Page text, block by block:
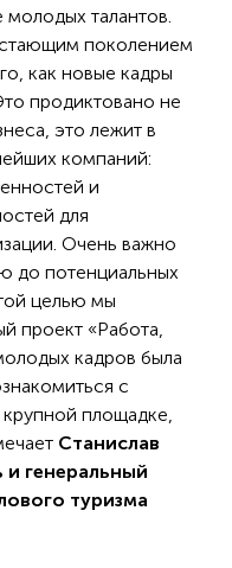
талантов.
поколением
как новые кадры
продиктовано не
это лежит в
компаний:
и
для
Очень важно
до потенциальных
целью мы
проект «Работа,
кадров была
с
площадке,
Станислав
генеральный
туризма